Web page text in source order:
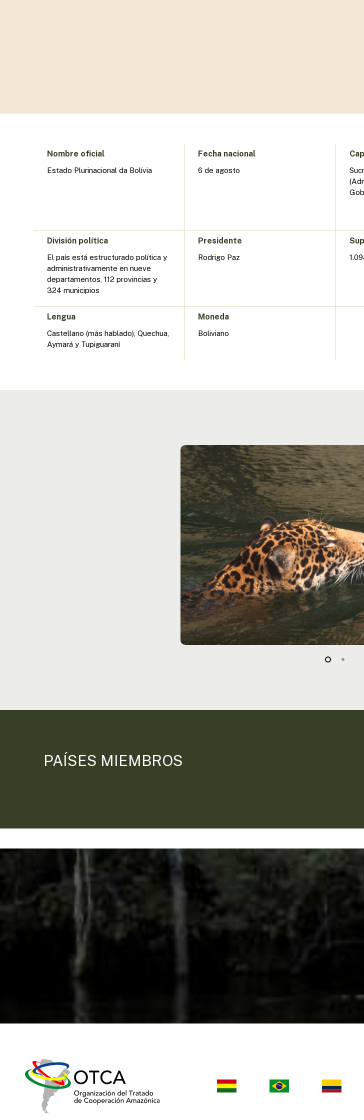
Nombre oficial
Estado Plurinacional da Bolívia
Fecha nacional
6 de agosto
División política
El país está estructurado política y
administrativamente en nueve
departamentos, 112 provincias y
324 municipios
Presidente
Rodrigo Paz
Lengua
Castellano (más hablado), Quechua,
Aymará y Tupiguaraní
Moneda
Boliviano
PAÍSES MIEMBROS